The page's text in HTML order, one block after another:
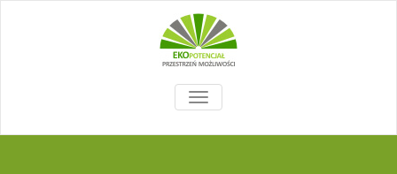
TOGGLE
NAVIGATION